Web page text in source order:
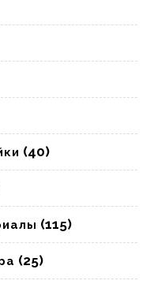
(40)
(115)
(25)